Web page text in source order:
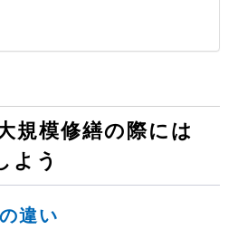
規模修繕の際には
よう
違い